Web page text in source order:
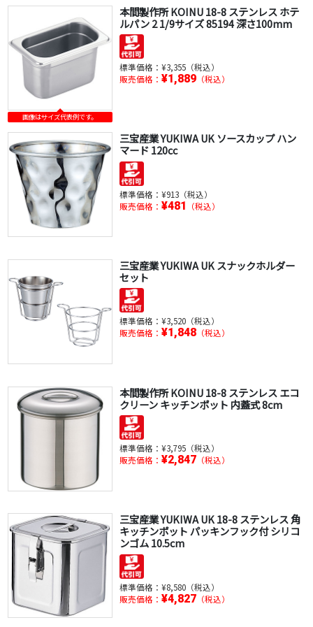
画像はサイズ代表例です。
本間製作所 KOINU 18-8 ステンレス ホテ
ルパン 2 1/9サイズ 85194 深さ100mm
標準価格： ¥3,355（税込）
販売価格： ¥1,889（税込）
三宝産業 YUKIWA UK ソースカップ ハン
マード 120cc
標準価格： ¥913（税込）
販売価格： ¥481 （税込）
三宝産業 YUKIWA UK スナックホルダー
セット
標準価格： ¥3,520（税込）
販売価格： ¥1,848（税込）
本間製作所 KOINU 18-8 ステンレス エコ
クリーン キッチンポット 内蓋式 8cm
標準価格： ¥3,795（税込）
販売価格： ¥2,847（税込）
三宝産業 YUKIWA UK 18-8 ステンレス 角
キッチンポット パッキンフック付 シリコ
ンゴム 10.5cm
標準価格： ¥8,580（税込）
販売価格： ¥4,827（税込）